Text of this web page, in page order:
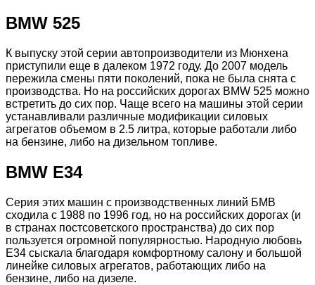
BMW 525
К выпуску этой серии автопроизводители из Мюнхена
приступили еще в далеком 1972 году. До 2007 модель
пережила смены пяти поколений, пока не была снята с
производства. Но на российских дорогах BMW 525 можно
встретить до сих пор. Чаще всего на машины этой серии
устанавливали различные модификации силовых
агрегатов объемом в 2.5 литра, которые работали либо
на бензине, либо на дизельном топливе.
BMW Е34
Серия этих машин с производственных линий БМВ
сходила с 1988 по 1996 год, но на российских дорогах (и
в странах постсоветского пространства) до сих пор
пользуется огромной популярностью. Народную любовь
Е34 сыскала благодаря комфортному салону и большой
линейке силовых агрегатов, работающих либо на
бензине, либо на дизеле.